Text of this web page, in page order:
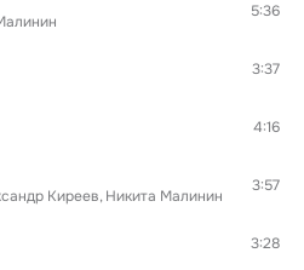
5:36
3:37
4:16
Киреев Никита Малинин
3:57
3:28